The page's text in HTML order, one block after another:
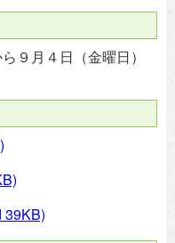
９月４日（金曜日）
39KB)